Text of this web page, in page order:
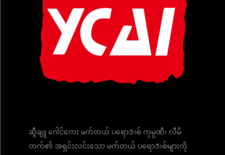
ဆွီချူ ဂေါင်ကေး မက်တယ် ပရောဒักစ် ကုမ္ပဏီ၊ လီမိ
တက်၏ အရှင်းလင်းသော မက်တယ် ပရောဒักစ်များကို